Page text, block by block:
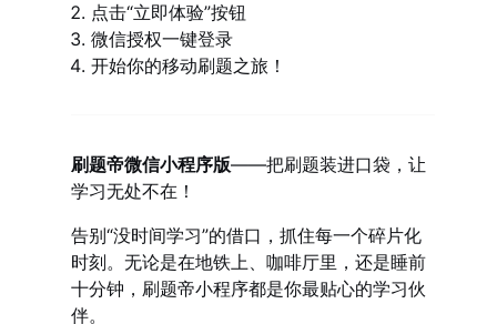
点击“立即体验”按钮
微信授权一键登录
开始你的移动刷题之旅！
刷题帝微信小程序版——把刷题装进口袋，让
学习无处不在！
告别“没时间学习”的借口，抓住每一个碎片化
时刻。无论是在地铁上、咖啡厅里，还是睡前
十分钟，刷题帝小程序都是你最贴心的学习伙
伴。